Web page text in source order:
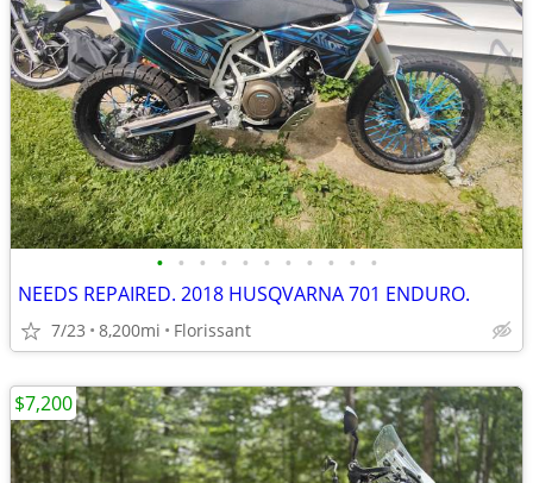
• • • • • • • • • • •
NEEDS REPAIRED. 2018 HUSQVARNA 701 ENDURO.
7/23 8,200mi Florissant
$7,200